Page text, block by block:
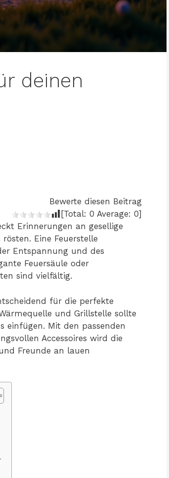
deinen
Bewerte diesen Beitrag
[Total: 0 Average: 0]
Erinnerungen an gesellige
Eine Feuerstelle
Entspannung und des
Feuersäule oder
sind vielfältig.
für die perfekte
und Grillstelle sollte
einfügen. Mit den passenden
Accessoires wird die
Freunde an lauen